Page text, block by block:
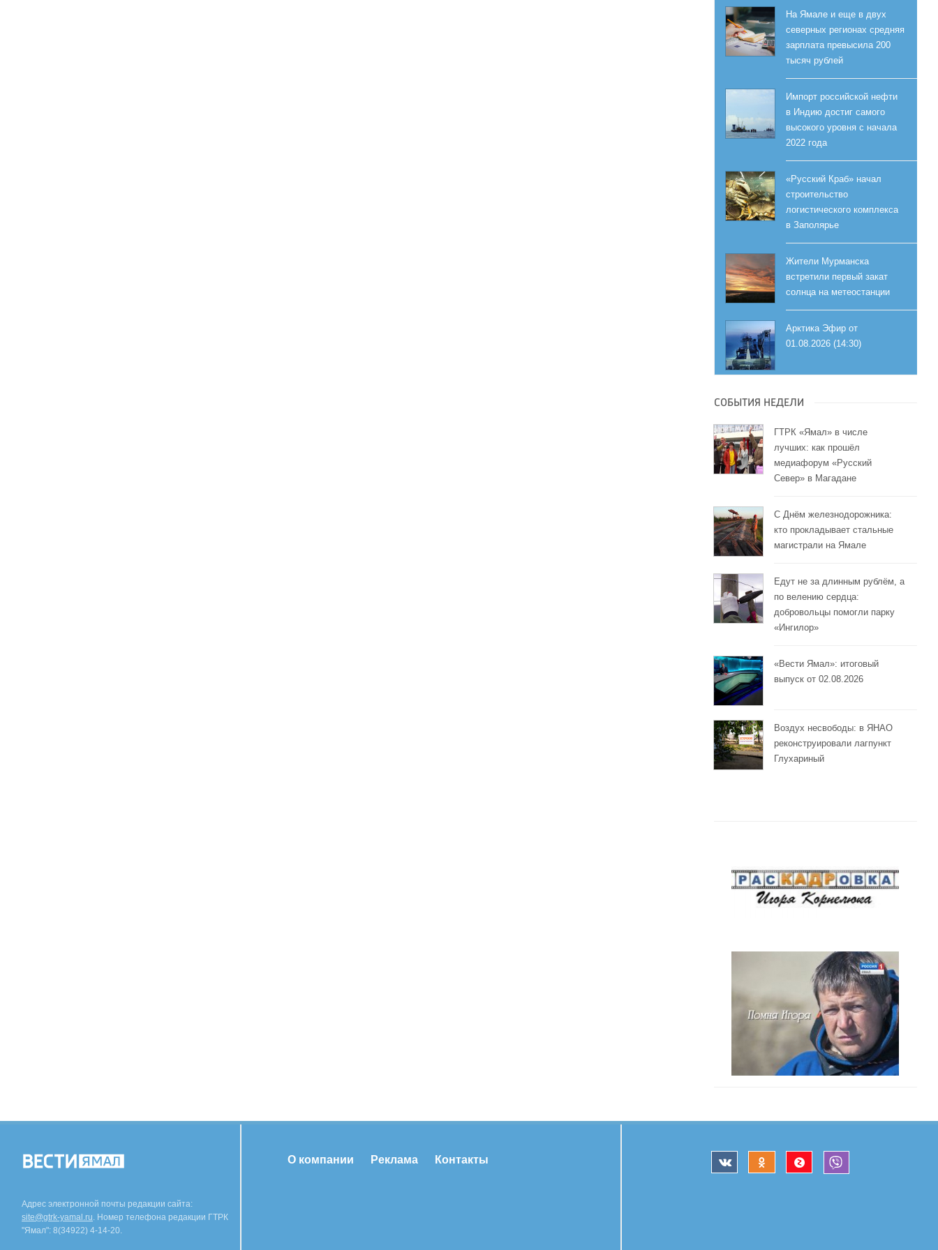
На Ямале и еще в двух
северных регионах средняя
зарплата превысила 200
тысяч рублей
Импорт российской нефти
в Индию достиг самого
высокого уровня с начала
2022 года
«Русский Краб» начал
строительство
логистического комплекса
в Заполярье
Жители Мурманска
встретили первый закат
солнца на метеостанции
Арктика Эфир от
01.08.2026 (14:30)
СОБЫТИЯ НЕДЕЛИ
ГТРК «Ямал» в числе
лучших: как прошёл
медиафорум «Русский
Север» в Магадане
С Днём железнодорожника:
кто прокладывает стальные
магистрали на Ямале
Едут не за длинным рублём, а
по велению сердца:
добровольцы помогли парку
«Ингилор»
«Вести Ямал»: итоговый
выпуск от 02.08.2026
Воздух несвободы: в ЯНАО
реконструировали лагпункт
Глухариный
Адрес электронной почты редакции сайта:
site@gtrk-yamal.ru. Номер телефона редакции ГТРК
"Ямал": 8(34922) 4-14-20.
О компании Реклама Контакты